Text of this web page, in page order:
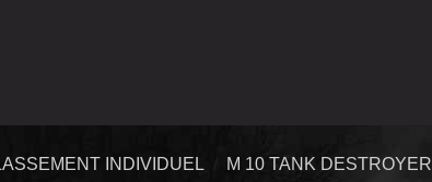
INDIVIDUEL M 10 TANK DESTROYER